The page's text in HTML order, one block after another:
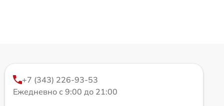
+7 (343) 226-93-53
Ежедневно с 9:00 до 21:00